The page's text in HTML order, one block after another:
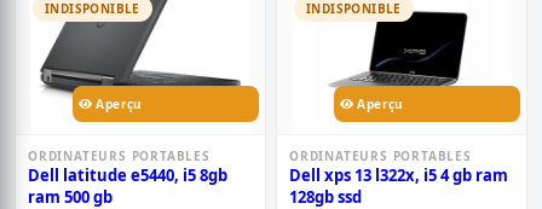
INDISPONIBLE
Aperçu
ORDINATEURS PORTABLES
Dell latitude e5440, i5 8gb
ram 500 gb
INDISPONIBLE
Aperçu
ORDINATEURS PORTABLES
Dell xps 13 l322x, i5 4 gb ram
128gb ssd